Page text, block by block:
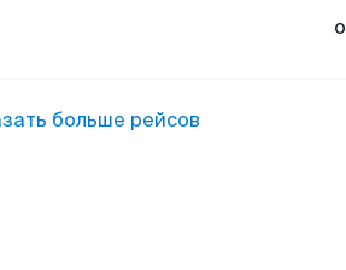
больше рейсов